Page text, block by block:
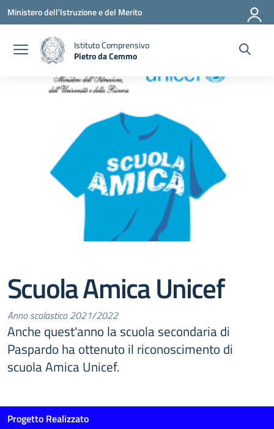
Vai ai contenuti
Vai al menu di navigazione
Vai al footer
Ministero dell'Istruzione e del Merito
Istituto Comprensivo
Pietro da Cemmo
Scuola Amica Unicef
Anno scolastico 2021/2022
Anche quest'anno la scuola secondaria di
Paspardo ha ottenuto il riconoscimento di
scuola Amica Unicef.
Progetto Realizzato